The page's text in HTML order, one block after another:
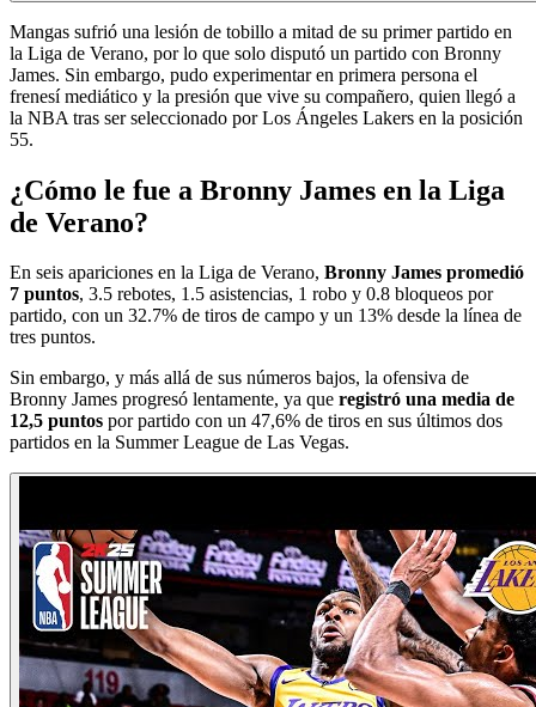
Mangas sufrió una lesión de tobillo a mitad de su primer partido en
la Liga de Verano, por lo que solo disputó un partido con Bronny
James. Sin embargo, pudo experimentar en primera persona el
frenesí mediático y la presión que vive su compañero, quien llegó a
la NBA tras ser seleccionado por Los Ángeles Lakers en la posición
55.
¿Cómo le fue a Bronny James en la Liga
de Verano?
En seis apariciones en la Liga de Verano, Bronny James promedió
7 puntos, 3.5 rebotes, 1.5 asistencias, 1 robo y 0.8 bloqueos por
partido, con un 32.7% de tiros de campo y un 13% desde la línea de
tres puntos.
Sin embargo, y más allá de sus números bajos, la ofensiva de
Bronny James progresó lentamente, ya que registró una media de
12,5 puntos por partido con un 47,6% de tiros en sus últimos dos
partidos en la Summer League de Las Vegas.